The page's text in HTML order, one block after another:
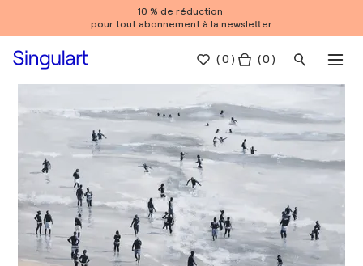
10 % de réduction
pour tout abonnement à la newsletter
(0 ) ( 0 )